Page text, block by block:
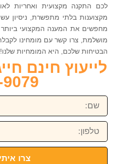
לכם התקנה מקצועית ואחריות
מקצוענות בלתי מתפשרת, ניסיון
מחפשים את המענה המקצועי
הבטיחות שלכם, היא המומחיות שלנו!
שם:
טלפון:
צרו